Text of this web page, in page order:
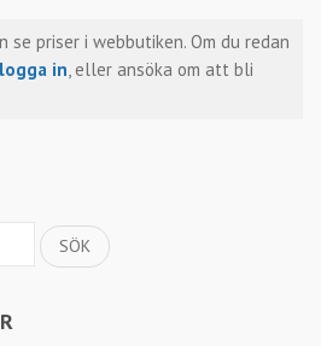
priser i webbutiken. Om du redan
logga in, eller ansöka om att bli
SÖK